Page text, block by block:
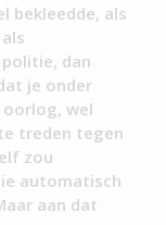
bekleedde, als
dan
je onder
wel
treden tegen
zou
automatisch
aan dat